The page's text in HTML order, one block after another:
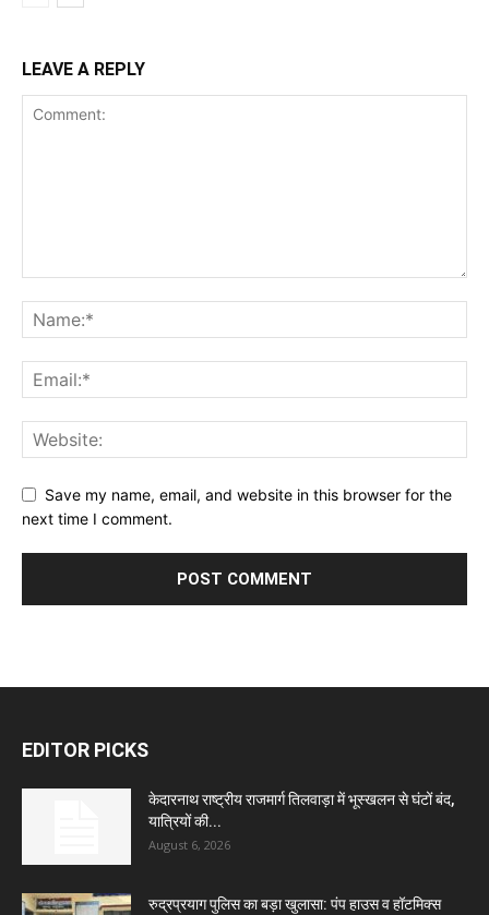
LEAVE A REPLY
Save my name, email, and website in this browser for the
next time I comment.
EDITOR PICKS
केदारनाथ राष्ट्रीय राजमार्ग तिलवाड़ा में भूस्खलन से घंटों बंद,
यात्रियों की...
August 6, 2026
रुद्रप्रयाग पुलिस का बड़ा खुलासा: पंप हाउस व हॉटमिक्स